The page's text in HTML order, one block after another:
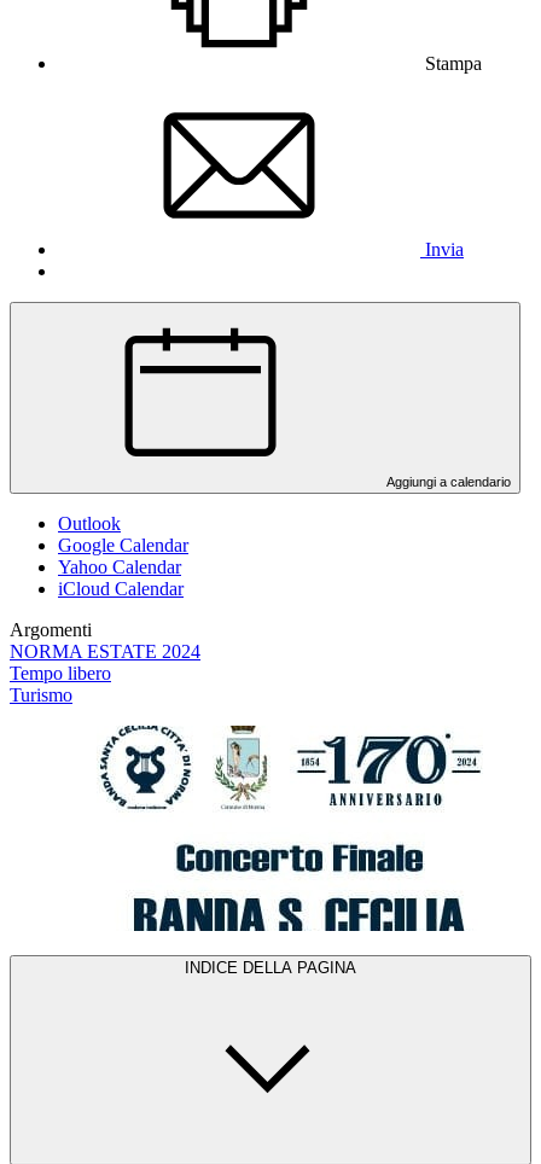
Stampa
Invia
Aggiungi a calendario
Outlook
Google Calendar
Yahoo Calendar
iCloud Calendar
Argomenti
NORMA ESTATE 2024
Tempo libero
Turismo
INDICE DELLA PAGINA